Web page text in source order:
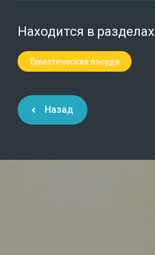
Находится в разделах
Туристическая посуда
Назад